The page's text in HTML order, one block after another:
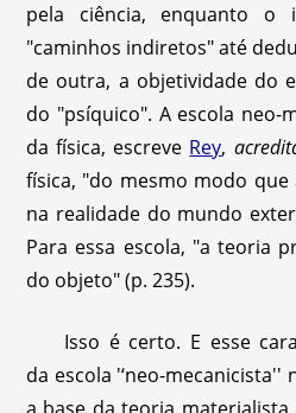
pela ciência, enquanto o
"caminhos indiretos" até
de outra, a objetividade do
do "psíquico". A escola neo-
da física, escreve Rey,
física, "do mesmo modo
na realidade do mundo
Para essa escola, "a teoria
do objeto" (p. 235).
Isso é certo. E esse
da escola '‘neo-mecanicista''